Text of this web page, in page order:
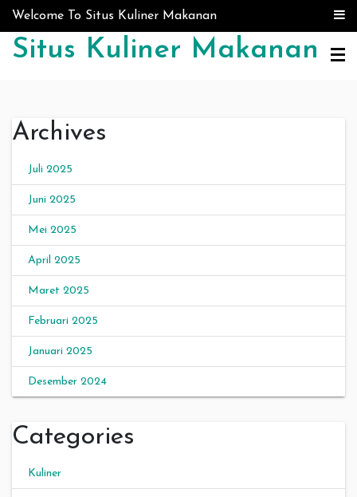
Skip to content
Welcome To Situs Kuliner Makanan
Situs Kuliner Makanan
Archives
Juli 2025
Juni 2025
Mei 2025
April 2025
Maret 2025
Februari 2025
Januari 2025
Desember 2024
Categories
Kuliner